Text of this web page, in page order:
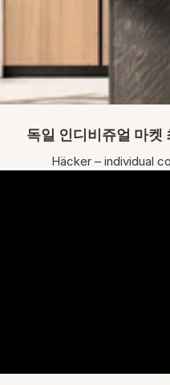
독일 인디비쥬얼 마켓
Häcker – individual